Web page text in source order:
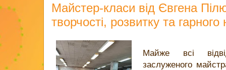
Майстер-класи від Євгена
творчості, розвитку та
Майже всі
заслуженого